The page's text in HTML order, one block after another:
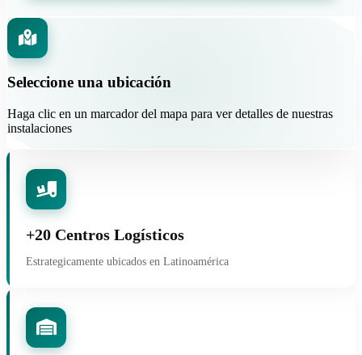
Seleccione una ubicación
Haga clic en un marcador del mapa para ver detalles de nuestras
instalaciones
+20 Centros Logísticos
Estrategicamente ubicados en Latinoamérica